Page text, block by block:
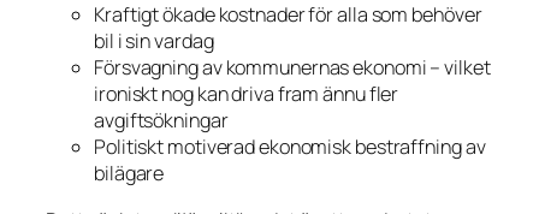
Kraftigt ökade kostnader för alla som behöver
bil i sin vardag
Försvagning av kommunernas ekonomi – vilket
ironiskt nog kan driva fram ännu fler
avgiftsökningar
Politiskt motiverad ekonomisk bestraffning av
bilägare